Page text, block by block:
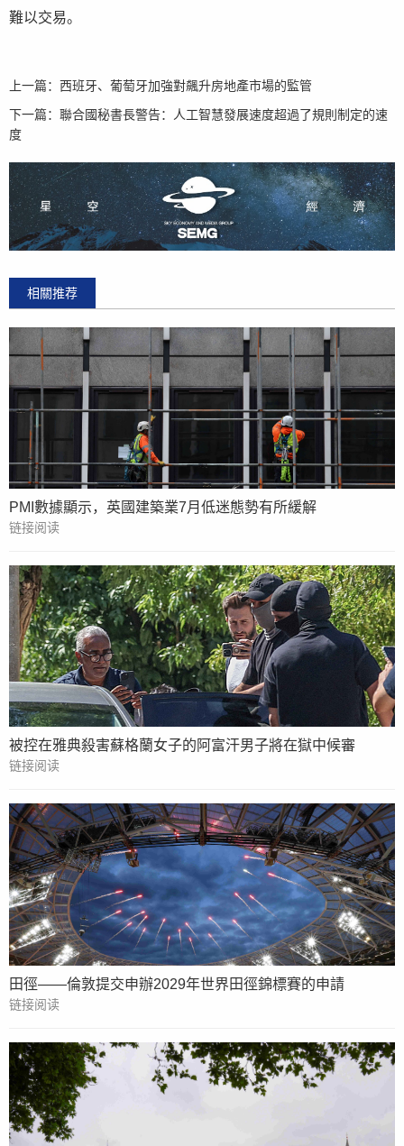
難以交易。
上一篇： 西班牙、葡萄牙加強對飆升房地產市場的監管
下一篇： 聯合國秘書長警告：人工智慧發展速度超過了規則制定的速
度
相關推荐
PMI數據顯示，英國建築業7月低迷態勢有所緩解
链接阅读
被控在雅典殺害蘇格蘭女子的阿富汗男子將在獄中候審
链接阅读
田徑——倫敦提交申辦2029年世界田徑錦標賽的申請
链接阅读